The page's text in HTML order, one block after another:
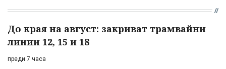
До края на август: закриват трамвайни
линии 12, 15 и 18
преди 7 часа